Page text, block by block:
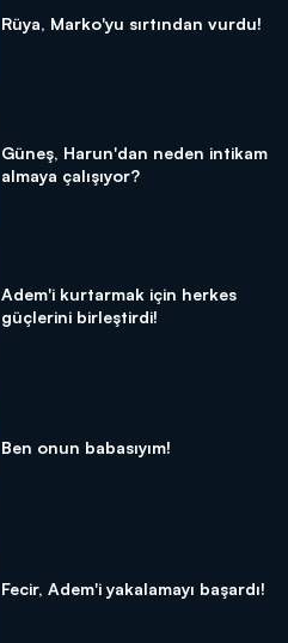
Rüya, Marko'yu sırtından vurdu!
Güneş, Harun'dan neden intikam
almaya çalışıyor?
Adem'i kurtarmak için herkes
güçlerini birleştirdi!
Ben onun babasıyım!
Fecir, Adem'i yakalamayı başardı!